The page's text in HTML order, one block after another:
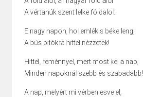
A vértanúk szent lelke földalol:
E nagy napon, hol emlék s béke leng,
A bús bitókra hittel nézzetek!
Hittel, reménnyel, mert most kél a nap,
Minden napoknál szebb és szabadabb!
A nap, melyért mi vérben esve el,